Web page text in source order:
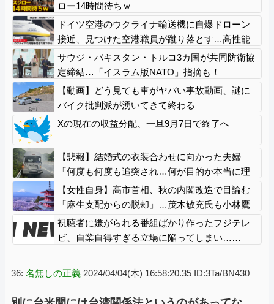
ロー14時間待ちｗ
ドイツ空港のウクライナ輸送機に自爆ドローン
接近、見つけた空港職員が蹴り落とす…高性能
プラスチック爆弾搭載！
サウジ・パキスタン・トルコ3カ国が共同防衛協
定締結…「イスラム版NATO」指摘も！
【動画】どう見ても車がヤバい事故動画、謎に
バイク批判派が湧いてきて終わる
Xの現在の収益分配、一旦9月7日で終了へ
【悲報】結婚式の衣装合わせに向かった夫婦
「何度も何度も追突され…何が目的か本当に理
解できない」東名高速で続いた約1.7キロの追突
【女性自身】高市首相、秋の内閣改造で目論む
「麻生支配からの脱却」…茂木敏充氏も小林鷹
之氏もクビ
視聴者に嫌がられる番組ばかり作ったフジテレ
ビ、自業自得すぎる立場に陥ってしまい……
36: 名無しの正義 2024/04/04(木) 16:58:20.35 ID:3Ta/BN430